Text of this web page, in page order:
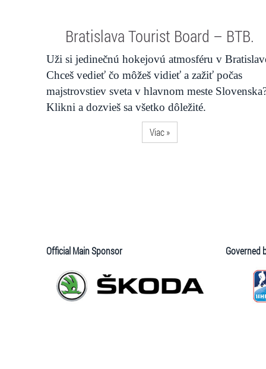
Bratislava Tourist Board – BTB.
Uži si jedinečnú hokejovú atmosféru v
Chceš vedieť čo môžeš vidieť a zažiť počas
majstrovstiev sveta v hlavnom meste
Klikni a dozvieš sa všetko dôležité.
Viac »
Official Main Sponsor Governed